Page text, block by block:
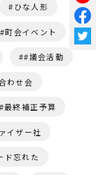
ひな人形
町会イベント
#議会活動
わせ会
最終補正予算
イザー社
ド忘れた